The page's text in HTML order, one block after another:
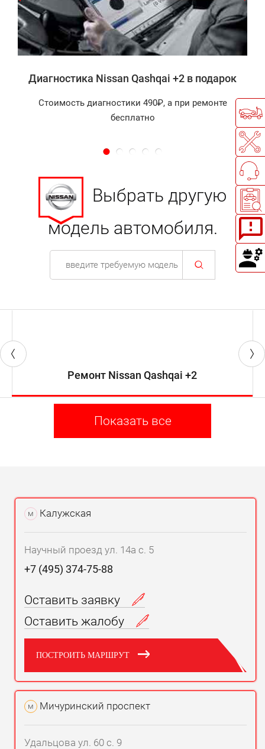
Диагностика Nissan Qashqai +2 в подарок
Стоимость диагностики 490₽, а при ремонте
бесплатно
Выбрать другую
модель автомобиля.
Ремонт Nissan Qashqai +2
Показать все
м Калужская
Научный проезд ул. 14а с. 5
+7 (495) 374-75-88
Оставить заявку
Оставить жалобу
ПОСТРОИТЬ МАРШРУТ
м Мичуринский проспект
Удальцова ул. 60 с. 9